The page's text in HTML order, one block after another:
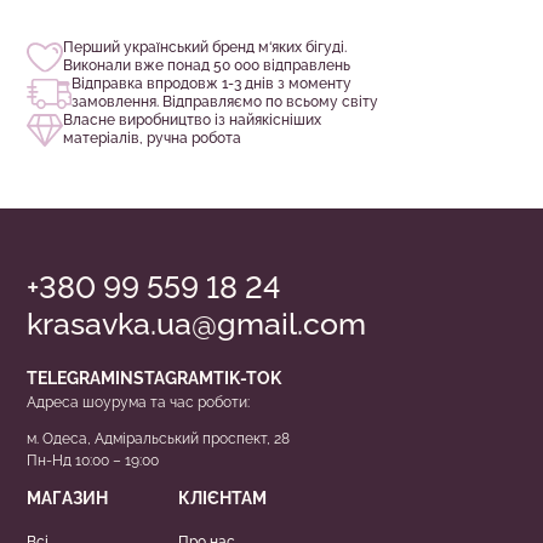
Перший український бренд м‘яких бігуді.
Виконали вже понад 50 000 відправлень
Відправка впродовж 1-3 днів з моменту
замовлення. Відправляємо по всьому світу
Власне виробництво із найякісніших
матеріалів, ручна робота
+380 99 559 18 24
krasavka.ua@gmail.com
TELEGRAM INSTAGRAMTIK-TOK
Адреса шоурума та час роботи:
м. Одеса, Адміральський проспект, 28
Пн-Нд 10:00 – 19:00
МАГАЗИН КЛІЄНТАМ